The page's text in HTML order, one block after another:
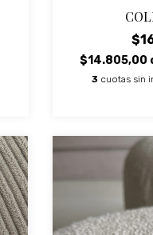
$14.805,00
3 cuotas sin